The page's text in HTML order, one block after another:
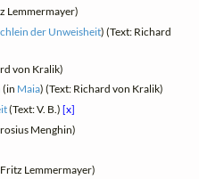
Lemmermayer)
der Unweisheit) (Text: Richard
von Kralik)
(in Maia) (Text: Richard von Kralik)
(Text: V. B.)[x]
Menghin)
Lemmermayer)